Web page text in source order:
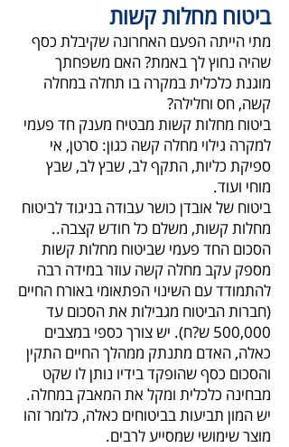
ביטוח מחלות קשות
מתי הייתה הפעם האחרונה שקיבלת כסף
שהיה נחוץ לך באמת? האם משפחתך
מוגנת כלכלית במקרה בו תחלה במחלה
קשה, חס וחלילה?
ביטוח מחלות קשות מבטיח מענק חד פעמי
למקרה גילוי מחלה קשה כגון: סרטן, אי
ספיקת כליות, התקף לב, שבץ לב, שבץ
מוחי ועוד.
ביטוח של אובדן כושר עבודה בניגוד לביטוח
מחלות קשות, משלם כל חודש קצבה..
הסכום החד פעמי שביטוח מחלות קשות
מספק עקב מחלה קשה עוזר במידה רבה
להתמודד עם השינוי הפתאומי באורח החיים
(חברות הביטוח מגבילות את הסכום עד
500,000 ש?ח). יש צורך כספי במצבים
כאלה, האדם מתנתק ממהלך החיים התקין
והסכום כסף שהופקד בידיו נותן לו שקט
מבחינה כלכלית ומקל את המאבק במחלה.
יש המון תביעות בביטוחים כאלה, כלומר זהו
מוצר שימושי שמסייע לרבים.